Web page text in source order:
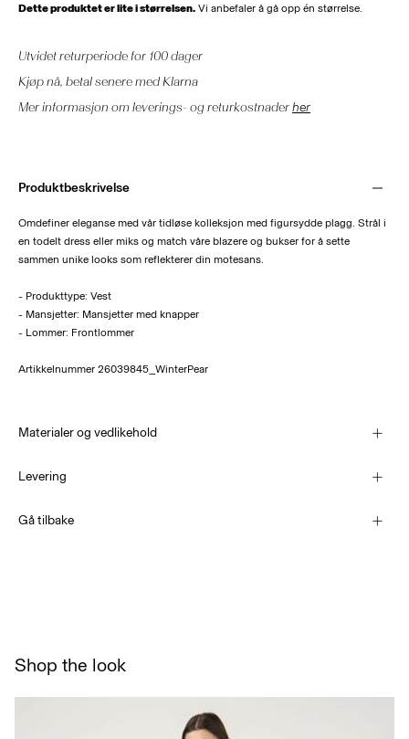
Dette produktet er lite i størrelsen. Vi anbefaler å gå opp én størrelse.
Utvidet returperiode for 100 dager
Kjøp nå, betal senere med Klarna
Mer informasjon om leverings- og returkostnaderher
Produktbeskrivelse
Omdefiner eleganse med vår tidløse kolleksjon med figursydde plagg. Strål i
en todelt dress eller miks og match våre blazere og bukser for å sette
sammen unike looks som reflekterer din motesans.
- Produkttype: Vest
- Mansjetter: Mansjetter med knapper
- Lommer: Frontlommer
Artikkelnummer 26039845_WinterPear
Materialer og vedlikehold
Maskinvask, halv maskin, kort syklus på vask på 30°C
Levering
Gå tilbake
Shop the look